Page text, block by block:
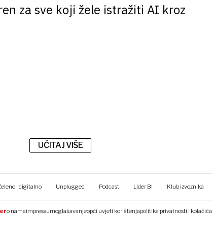
za sve koji žele istražiti AI kroz
UČITAJ VIŠE
i digitalno Unplugged Podcast Lider BI Klub izvoznika
o namaimpressumoglašavanjeopći uvjeti korištenjapolitika privatnosti i kolačića